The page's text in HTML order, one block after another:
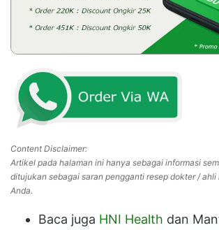
Content Disclaimer:
Artikel pada halaman ini hanya sebagai informasi
ditujukan sebagai saran pengganti resep dokter /
Anda.
Baca juga HNI Health dan